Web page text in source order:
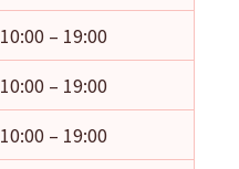
10:00 – 19:00
10:00 – 19:00
10:00 – 19:00